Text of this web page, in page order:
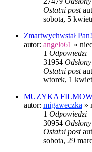
Ostatni post
sobota, 5
Zmartwychwstał
autor: angelo61 »
1 Odpowiedzi
31954 Odsłony
Ostatni post
wtorek, 1
MUZYKA
autor: migaweczka »
1 Odpowiedzi
30954 Odsłony
Ostatni post
sobota, 29